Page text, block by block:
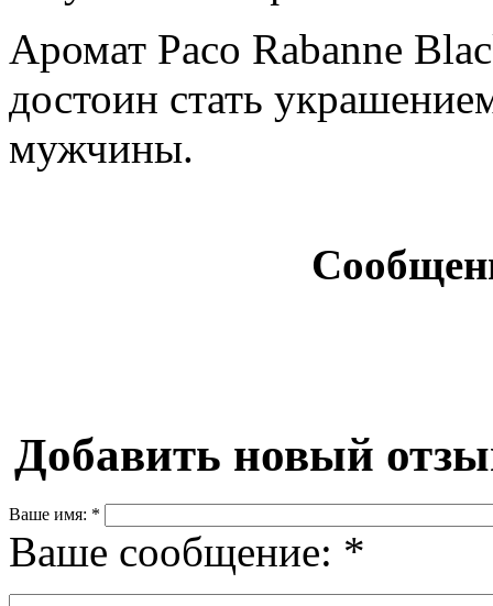
Аромат Paco Rabanne
достоин стать
мужчины.
Добавить новый
Ваше имя: *
Ваше сообщение: *